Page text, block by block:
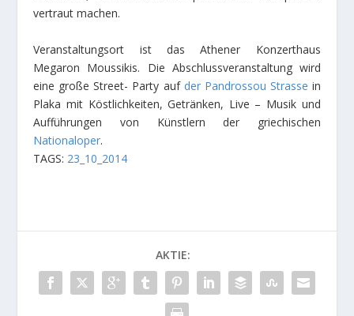
vertraut machen.
Veranstaltungsort ist das Athener Konzerthaus
Megaron Moussikis. Die Abschlussveranstaltung wird
eine große Street- Party auf der Pandrossou Strasse in
Plaka mit Köstlichkeiten, Getränken, Live – Musik und
Aufführungen von Künstlern der griechischen
Nationaloper.
TAGS: 23_10_2014
AKTIE: